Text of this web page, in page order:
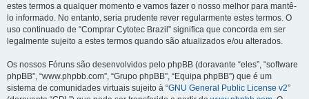
estes termos a qualquer momento e vamos fazer o nosso melhor para mantê-
lo informado. No entanto, seria prudente rever regularmente estes termos. O
uso continuado de “Comprar Cytotec Brazil” significa que concorda em ser
legalmente sujeito a estes termos quando são atualizados e/ou alterados.
Os nossos Fóruns são desenvolvidos pelo phpBB (doravante “eles”, “software
phpBB”, “www.phpbb.com”, “Grupo phpBB”, “Equipa phpBB”) que é um
sistema de comunidades virtuais sujeito à “GNU General Public License v2”